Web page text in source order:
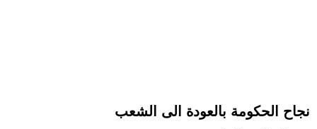
نجاح الحكومة بالعودة الى الشعب